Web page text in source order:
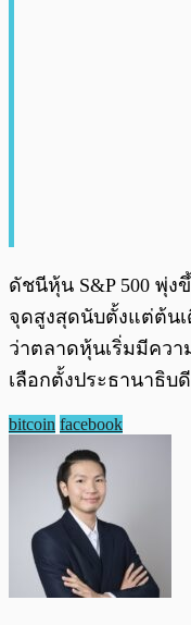
ดัชนีหุ้น S&P 500 พุ่ง
จุดสูงสุดนับตั้งแต่ต้น
ว่าตลาดหุ้นเริ่มมีควา
เลือกตั้งประธานาธิบ
bitcoin facebook